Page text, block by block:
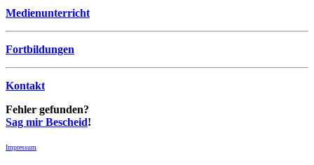
Medienunterricht
Fortbildungen
Kontakt
Fehler gefunden?
Sag mir Bescheid!
Impressum